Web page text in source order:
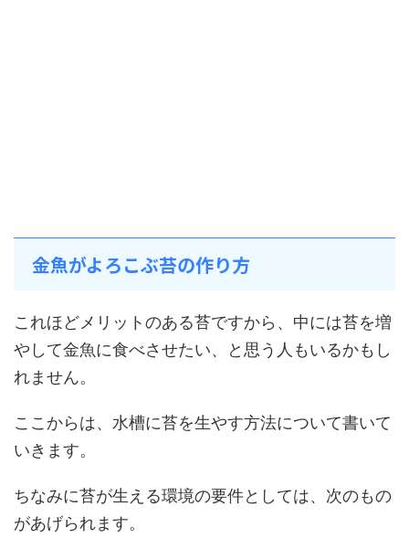
金魚がよろこぶ苔の作り方
これほどメリットのある苔ですから、中には苔を増
やして金魚に食べさせたい、と思う人もいるかもし
れません。
ここからは、水槽に苔を生やす方法について書いて
いきます。
ちなみに苔が生える環境の要件としては、次のもの
があげられます。